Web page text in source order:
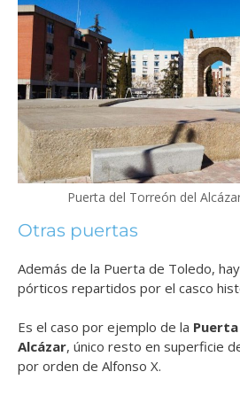
Puerta del Torreón del
Otras puertas
Además de la Puerta de Toledo,
pórticos repartidos por el casco
Es el caso por ejemplo de la
Alcázar, único resto en superficie
por orden de Alfonso X.